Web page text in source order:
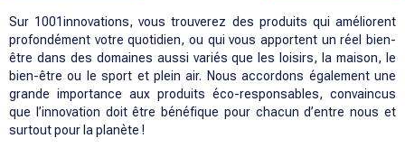
Sur 1001innovations, vous trouverez des produits qui améliorent
profondément votre quotidien, ou qui vous apportent un réel bien-
être dans des domaines aussi variés que les loisirs, la maison, le
bien-être ou le sport et plein air. Nous accordons également une
grande importance aux produits éco-responsables, convaincus
que l’innovation doit être bénéfique pour chacun d’entre nous et
surtout pour la planète !